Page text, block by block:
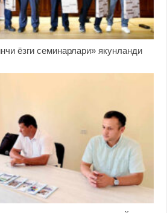
ёзги семинарлари» якунланди